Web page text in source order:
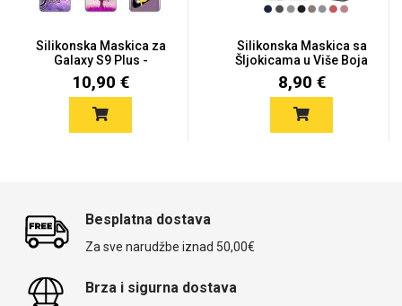
Silikonska Maskica za
Galaxy S9 Plus -
Šareni...
10,90 €
Silikonska Maskica sa
Šljokicama u Više Boja
z...
8,90 €
Besplatna dostava
Za sve narudžbe iznad 50,00€
Brza i sigurna dostava